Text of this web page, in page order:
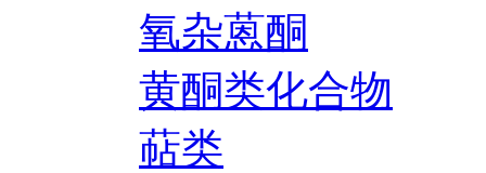
氧杂蒽酮
黄酮类化合物
萜类